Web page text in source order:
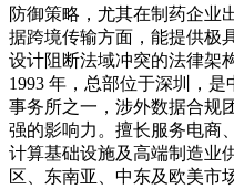
防御策略，尤其在制药企业
据跨境传输方面，能提供极
设计阻断法域冲突的法律架
1993 年，总部位于深圳，
事务所之一，涉外数据合规
强的影响力。擅长服务电商
计算基础设施及高端制造业
区、东南亚、中东及欧美市